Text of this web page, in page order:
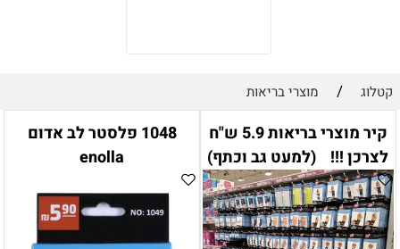
קטלוג / מוצרי בריאות
קיר מוצרי בריאות 5.9 ש"ח
לצרכן !!! (למעט גב וכתף)
1048 פלסטר לב אדום
enolla